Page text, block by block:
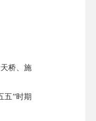
桥、施
五”时期